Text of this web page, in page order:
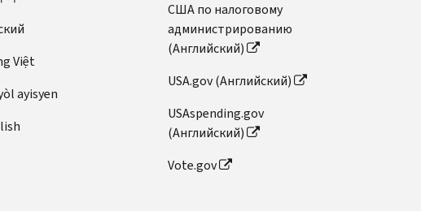
Việt
ayisyen
США по налоговому
администрированию
(Английский)
USA.gov (Английский)
USAspending.gov
(Английский)
Vote.gov